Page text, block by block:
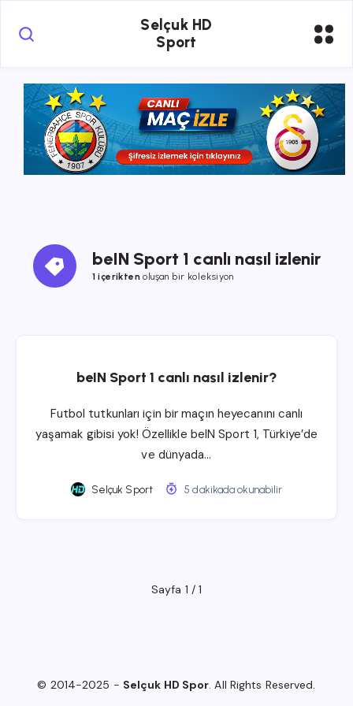
Selçuk HD
Sport
beIN Sport 1 canlı nasıl izlenir
1 içeriktenoluşan bir koleksiyon
beIN Sport 1 canlı nasıl izlenir?
Futbol tutkunları için bir maçın heyecanını canlı
yaşamak gibisi yok! Özellikle beIN Sport 1, Türkiye’de
ve dünyada…
Selçuk Sport 5 dakikada okunabilir
Sayfa 1 / 1
© 2014-2025 - Selçuk HD Spor. All Rights Reserved.